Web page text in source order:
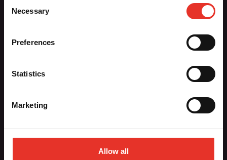
Selection
Necessary
Preferences
Statistics
Marketing
Allow all
Webshop